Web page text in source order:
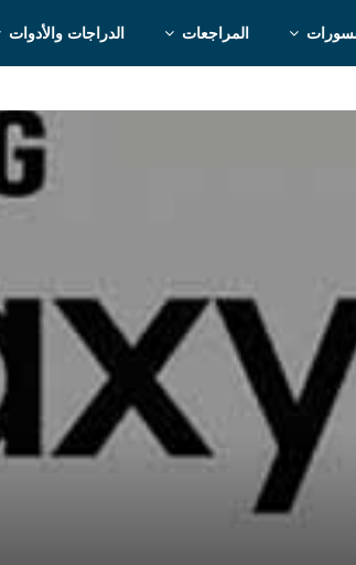
المراجعات الدراجات والأدوات